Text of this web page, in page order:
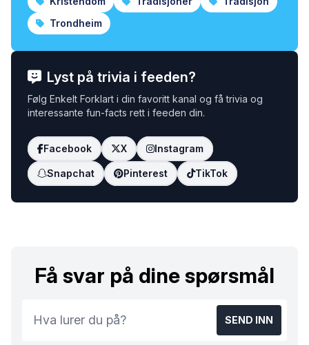
Trondheim
Lyst på trivia i feeden?
Følg Enkelt Forklart i din favoritt kanal og få trivia og
interessante fun-facts rett i feeden din.
Facebook X Instagram
Snapchat Pinterest TikTok
Få svar på dine spørsmål
SEND INN